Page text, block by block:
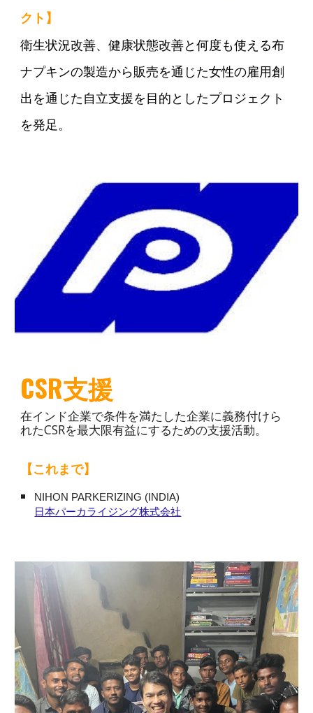
クト 】
衛生状況改善、健康状態改善と何度も使える布
ナプキンの製造から販売を通じた女性の雇用創
出を通じた自立支援を目的としたプロジェクト
を発足。
CSR支援
在インド企業で条件を満たした企業に義務付けら
れたCSRを最大限有益にするための支援活動。
【これまで】
NIHON PARKERIZING (INDIA)
日本パーカライジング株式会社